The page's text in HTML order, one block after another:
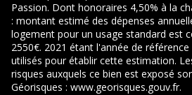
Passion. Dont honoraires 4,50% à la
: montant estimé des dépenses
logement pour un usage standard est
2550€. 2021 étant l'année de
utilisés pour établir cette estimation.
risques auxquels ce bien est exposé
Géorisques : www.georisques.gouv.fr.